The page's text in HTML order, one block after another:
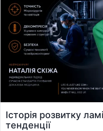
Історія розвитку
тенденції